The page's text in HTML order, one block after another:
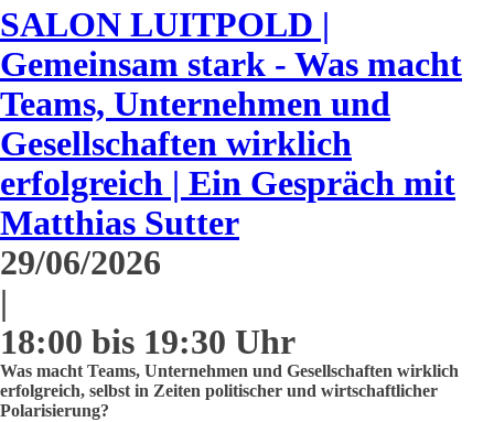
SALON LUITPOLD |
Gemeinsam stark - Was macht
Teams, Unternehmen und
Gesellschaften wirklich
erfolgreich | Ein Gespräch mit
Matthias Sutter
29/06/2026
|
18:00 bis 19:30 Uhr
Was macht Teams, Unternehmen und Gesellschaften wirklich
erfolgreich, selbst in Zeiten politischer und wirtschaftlicher
Polarisierung?